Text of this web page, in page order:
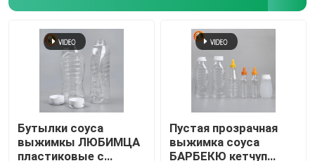
Главная страница
Продукция
Бутылки соуса
выжимкы ЛЮБИМЦА
пластиковые с
Пустая прозрачная
выжимка соуса
БАРБЕКЮ кетчуп